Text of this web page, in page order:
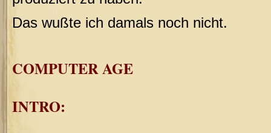
Das wußte ich damals noch nicht.
COMPUTER AGE
INTRO: